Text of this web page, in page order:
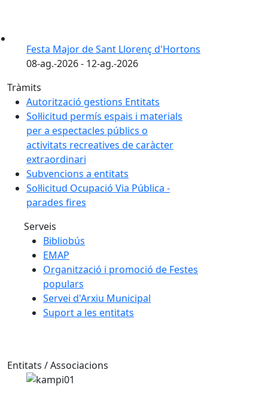
Festa Major de Sant Llorenç d'Hortons
08-ag.-2026 - 12-ag.-2026
Tràmits
Autorització gestions Entitats
Sol·licitud permís espais i materials
per a espectacles públics o
activitats recreatives de caràcter
extraordinari
Subvencions a entitats
Sol·licitud Ocupació Via Pública -
parades fires
Serveis
Bibliobús
EMAP
Organització i promoció de Festes
populars
Servei d'Arxiu Municipal
Suport a les entitats
Entitats / Associacions